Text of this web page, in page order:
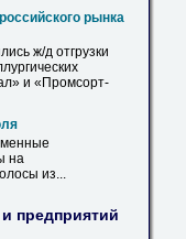
рынка
ж/д отгрузки
и «Промсорт-
на
из...
предприятий